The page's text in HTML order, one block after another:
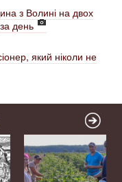
з Волині на двох
день
який ніколи не